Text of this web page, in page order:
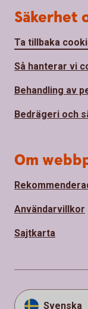
Säkerhet
Ta tillbaka
Så hanterar vi
Behandling av
Bedrägeri och
Om
Användarvillkor
Sajtkarta
Svenska